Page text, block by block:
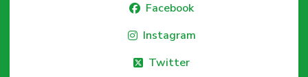
Facebook
Instagram
Twitter